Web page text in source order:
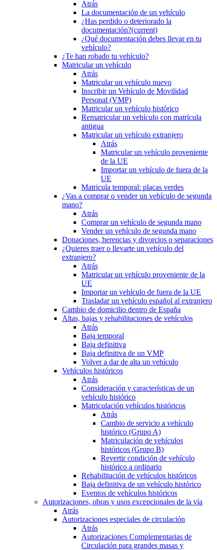
Atrás
La documentación de un vehículo
¿Has perdido o deteriorado la
documentación?(current)
¿Qué documentación debes llevar en tu
vehículo?
¿Te han robado tu vehículo?
Matricular un vehículo
Atrás
Matricular un vehículo nuevo
Inscribir un Vehículo de Movilidad
Personal (VMP)
Matricular un vehículo histórico
Rematricular un vehículo con matrícula
antigua
Matricular un vehículo extranjero
Atrás
Matricular un vehículo proveniente
de la UE
Importar un vehículo de fuera de la
UE
Matricula temporal: placas verdes
¿Vas a comprar o vender un vehículo de segunda
mano?
Atrás
Comprar un vehículo de segunda mano
Vender un vehículo de segunda mano
Donaciones, herencias y divorcios o separaciones
¿Quieres traer o llevarte un vehículo del
extranjero?
Atrás
Matricular un vehículo proveniente de la
UE
Importar un vehículo de fuera de la UE
Trasladar un vehículo español al extranjero
Cambio de domicilio dentro de España
Altas, bajas y rehabilitaciones de vehículos
Atrás
Baja temporal
Baja definitiva
Baja definitiva de un VMP
Volver a dar de alta un vehículo
Vehículos históricos
Atrás
Consideración y características de un
vehículo histórico
Matriculación vehículos históricos
Atrás
Cambio de servicio a vehículo
histórico (Grupo A)
Matriculación de vehículos
históricos (Grupo B)
Revertir condición de vehículo
histórico a ordinario
Rehabilitación de vehículos históricos
Baja definitiva de un vehículo histórico
Eventos de vehículos históricos
Autorizaciones, obras y usos excepcionales de la vía
Atrás
Autorizaciones especiales de circulación
Atrás
Autorizaciones Complementarias de
Circulación para grandes masas y